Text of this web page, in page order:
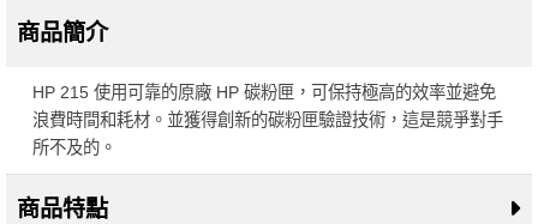
商品簡介
HP 215 使用可靠的原廠 HP 碳粉匣，可保持極高的效率並避免
浪費時間和耗材。並獲得創新的碳粉匣驗證技術，這是競爭對手
所不及的。
商品特點